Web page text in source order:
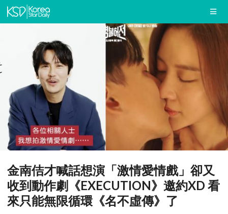
金南佶才喊話想演「激情愛情戲」卻又
收到動作劇《EXECUTION》邀約XD 看
來只能無限循環《名不虛傳》了